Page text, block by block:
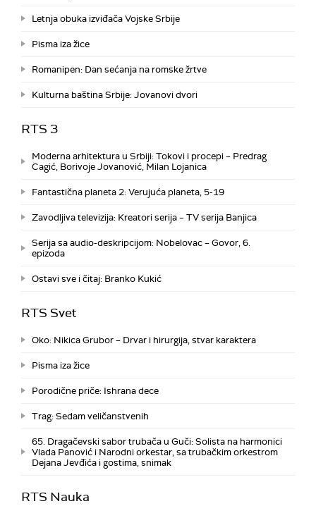
Letnja obuka izviđača Vojske Srbije
Pisma iza žice
Romanipen: Dan sećanja na romske žrtve
Kulturna baština Srbije: Jovanovi dvori
RTS 3
Moderna arhitektura u Srbiji: Tokovi i procepi – Predrag
Cagić, Borivoje Jovanović, Milan Lojanica
Fantastična planeta 2: Verujuća planeta, 5-19
Zavodljiva televizija: Kreatori serija – TV serija Banjica
Serija sa audio-deskripcijom: Nobelovac – Govor, 6.
epizoda
Ostavi sve i čitaj: Branko Kukić
RTS Svet
Oko: Nikica Grubor – Drvar i hirurgija, stvar karaktera
Pisma iza žice
Porodične priče: Ishrana dece
Trag: Sedam veličanstvenih
65. Dragačevski sabor trubača u Guči: Solista na harmonici
Vlada Panović i Narodni orkestar, sa trubačkim orkestrom
Dejana Jevđića i gostima, snimak
RTS Nauka